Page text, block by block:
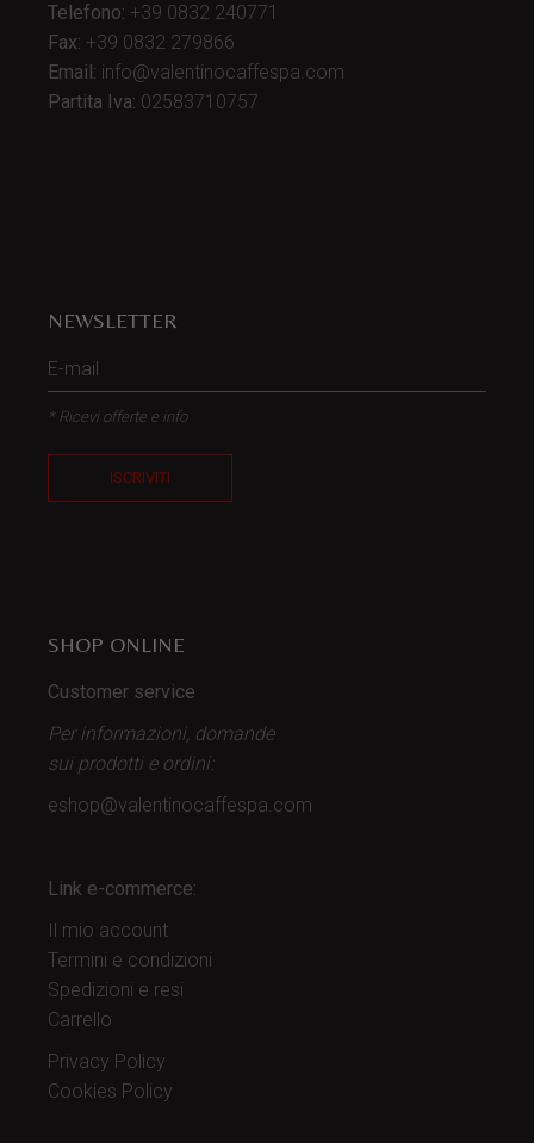
Telefono: +39 0832 240771
Fax: +39 0832 279866
Email: info@valentinocaffespa.com
Partita Iva: 02583710757
NEWSLETTER
* Ricevi offerte e info
ISCRIVITI
SHOP ONLINE
Customer service
Per informazioni, domande
sui prodotti e ordini:
eshop@valentinocaffespa.com
Link e-commerce:
Il mio account
Termini e condizioni
Spedizioni e resi
Carrello
Privacy Policy
Cookies Policy